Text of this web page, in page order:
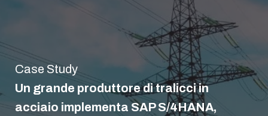
Case Study
Un grande produttore di tralicci in
acciaio implementa SAP S/4HANA,